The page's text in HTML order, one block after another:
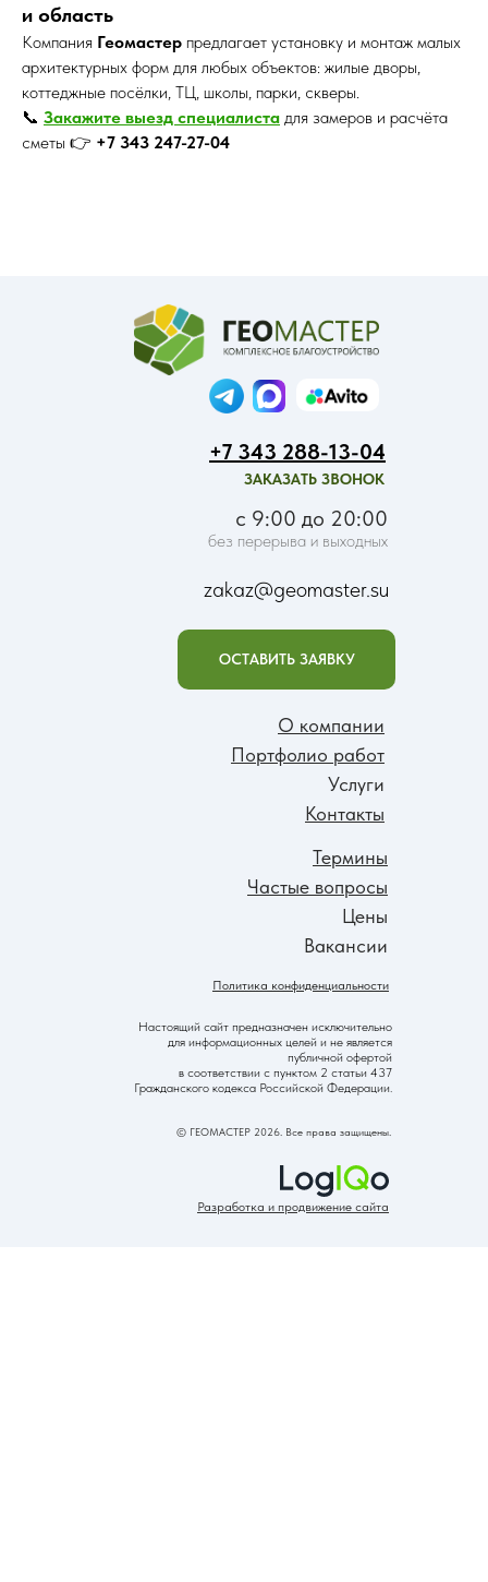
и область
Компания Геомастер предлагает установку и монтаж малых
архитектурных форм для любых объектов: жилые дворы,
коттеджные посёлки, ТЦ, школы, парки, скверы.
📞 Закажите выезд специалиста для замеров и расчёта
сметы 👉 +7 343 247-27-04
+7 343 288-13-04
О компании
Портфолио работ
Услуги
Контакты
Термины
Частые вопросы
Цены
Вакансии
с 9:00 до 20:00
без перерыва и выходных
ОСТАВИТЬ ЗАЯВКУ
ЗАКАЗАТЬ ЗВОНОК
zakaz@geomaster.su
© ГЕОМАСТЕР 2026. Все права защищены.
Политика конфиденциальности
Разработка и продвижение сайта
Настоящий сайт предназначен исключительно
для информационных целей и не является
публичной офертой
в соответствии с пунктом 2 статьи 437
Гражданского кодекса Российской Федерации.